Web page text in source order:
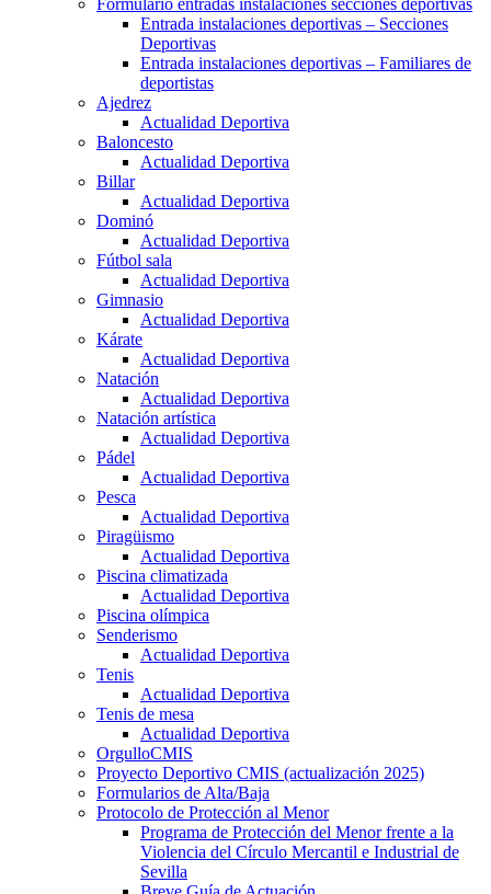
Entrada instalaciones deportivas – Secciones
Deportivas
Entrada instalaciones deportivas – Familiares de
deportistas
Ajedrez
Actualidad Deportiva
Baloncesto
Actualidad Deportiva
Billar
Actualidad Deportiva
Dominó
Actualidad Deportiva
Fútbol sala
Actualidad Deportiva
Gimnasio
Actualidad Deportiva
Kárate
Actualidad Deportiva
Natación
Actualidad Deportiva
Natación artística
Actualidad Deportiva
Pádel
Actualidad Deportiva
Pesca
Actualidad Deportiva
Piragüismo
Actualidad Deportiva
Piscina climatizada
Actualidad Deportiva
Piscina olímpica
Senderismo
Actualidad Deportiva
Tenis
Actualidad Deportiva
Tenis de mesa
Actualidad Deportiva
OrgulloCMIS
Proyecto Deportivo CMIS (actualización 2025)
Formularios de Alta/Baja
Protocolo de Protección al Menor
Programa de Protección del Menor frente a la
Violencia del Círculo Mercantil e Industrial de
Sevilla